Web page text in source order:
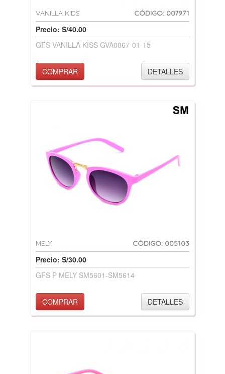
VANILLA KIDS CÓDIGO: 007971
Precio: S/40.00
GFS VANILLA KISS GVA0067-01-15
COMPRAR DETALLES
MELY CÓDIGO: 005103
Precio: S/30.00
GFS P MELY SM5601-SM5614
COMPRAR DETALLES